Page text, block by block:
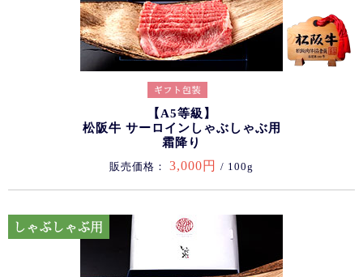
【A5等級】
松阪牛 サーロインしゃぶしゃぶ用
霜降り
販売価格： 3,000円 / 100g